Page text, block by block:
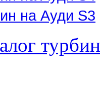
на Ауди S3